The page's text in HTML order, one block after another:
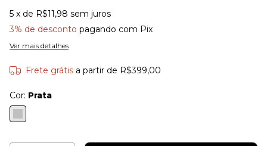
5 x de R$11,98 sem juros
3% de desconto pagando com Pix
Ver mais detalhes
Frete grátis a partir de R$399,00
Cor: Prata